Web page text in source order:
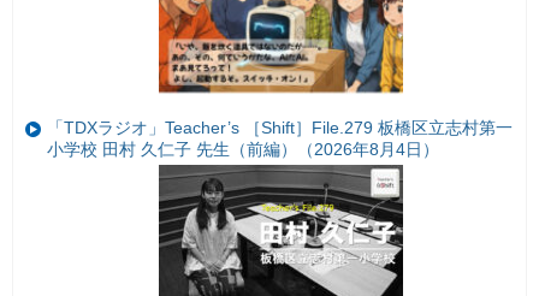
「TDXラジオ」Teacher’s ［Shift］File.279 板橋区立志村第一
小学校 田村 久仁子 先生（前編）（2026年8月4日）